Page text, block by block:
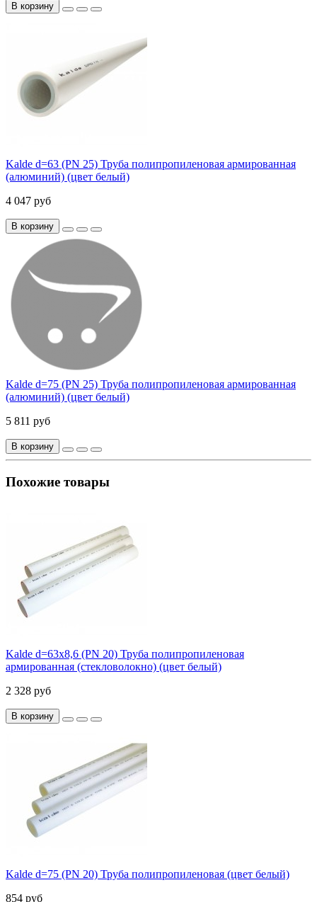
В корзину
Kalde d=63 (PN 25) Труба полипропиленовая армированная
(алюминий) (цвет белый)
4 047 руб
В корзину
Kalde d=75 (PN 25) Труба полипропиленовая армированная
(алюминий) (цвет белый)
5 811 руб
В корзину
Похожие товары
Kalde d=63х8,6 (PN 20) Труба полипропиленовая
армированная (стекловолокно) (цвет белый)
2 328 руб
В корзину
Kalde d=75 (PN 20) Труба полипропиленовая (цвет белый)
854 руб